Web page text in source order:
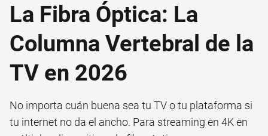
La Fibra Óptica: La
Columna Vertebral de la
TV en 2026
No importa cuán buena sea tu TV o tu plataforma si
tu internet no da el ancho. Para streaming en 4K en